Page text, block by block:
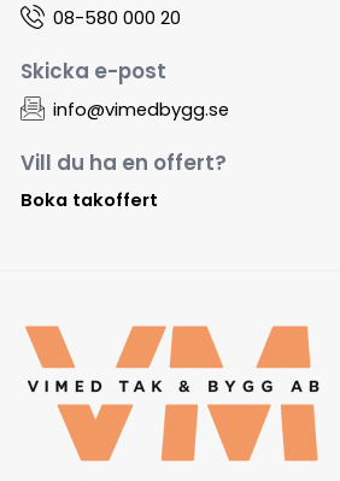
08-580 000 20
Skicka e-post
info@vimedbygg.se
Vill du ha en offert?
Boka takoffert